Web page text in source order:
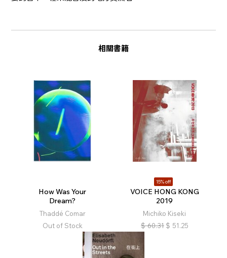
相關書籍
How Was Your
Dream?
Thaddé Comar
Out of Stock
15% off
VOICE HONG KONG
2019
Michiko Kiseki
$ 60.31 $ 51.25